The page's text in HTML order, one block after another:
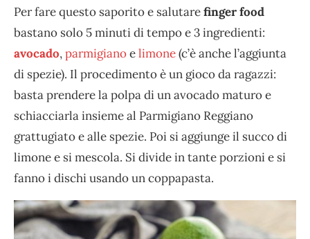
Per fare questo saporito e salutarefinger food
bastano solo 5 minuti di tempo e 3 ingredienti:
avocado,parmigianoelimone(c’è anche l’aggiunta
di spezie). Il procedimento è un gioco da ragazzi:
basta prendere la polpa di un avocado maturo e
schiacciarla insieme al Parmigiano Reggiano
grattugiato e alle spezie. Poi si aggiunge il succo di
limone e si mescola. Si divide in tante porzioni e si
fanno i dischi usando un coppapasta.